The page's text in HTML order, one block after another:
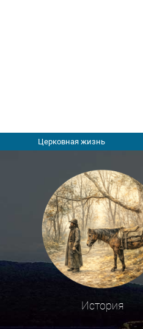
Церковная жизнь
История